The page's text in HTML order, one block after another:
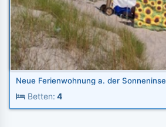
Betten: 4